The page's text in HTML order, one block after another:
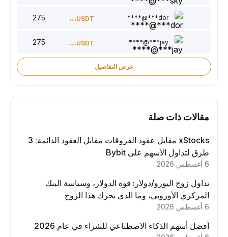
dor***@****
220USDT
jay***@****
150USDT
عرض التفاصيل
مقالات ذات صلة
xStocks مقابل عقود الفروقات مقابل العقود الدائمة: 3
طرق لتداول الأسهم على Bybit
تداول زوج اليورو/دولار: قوة الدولار، وسياسة البنك
المركزي الأوروبي، وما الذي يحرك هذا الزوج
أفضل أسهم الذكاء الاصطناعي للشراء في عام 2026